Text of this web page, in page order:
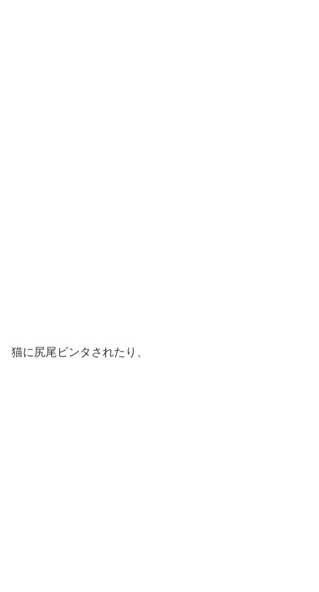
猫に尻尾ビンタされたり、